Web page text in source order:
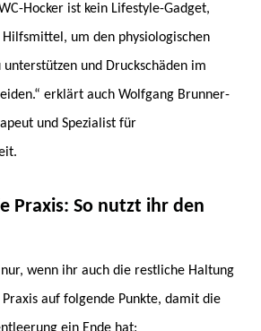
Hocker ist kein Lifestyle-Gadget,
um den physiologischen
unterstützen und Druckschäden im
erklärt auch Wolfgang Brunner-
und Spezialist für
Praxis: So nutzt ihr den
wenn ihr auch die restliche Haltung
auf folgende Punkte, damit die